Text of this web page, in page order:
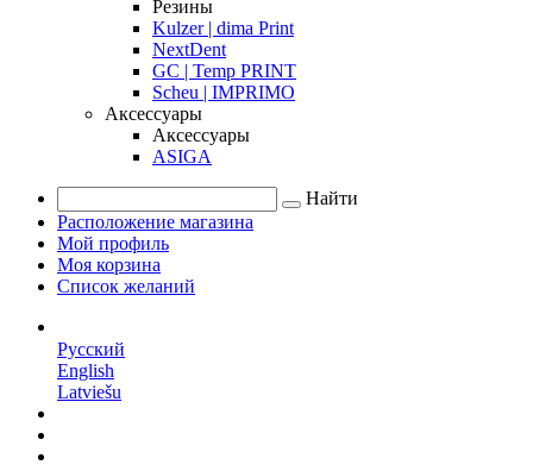
Резины
Kulzer | dima Print
NextDent
GC | Temp PRINT
Scheu | IMPRIMO
Аксессуары
Аксессуары
ASIGA
Найти
Расположение магазина
Мой профиль
Моя корзина
Список желаний
Русский
English
Latviešu